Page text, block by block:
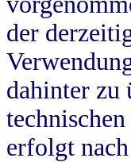
der
dahinter zu
erfolgt